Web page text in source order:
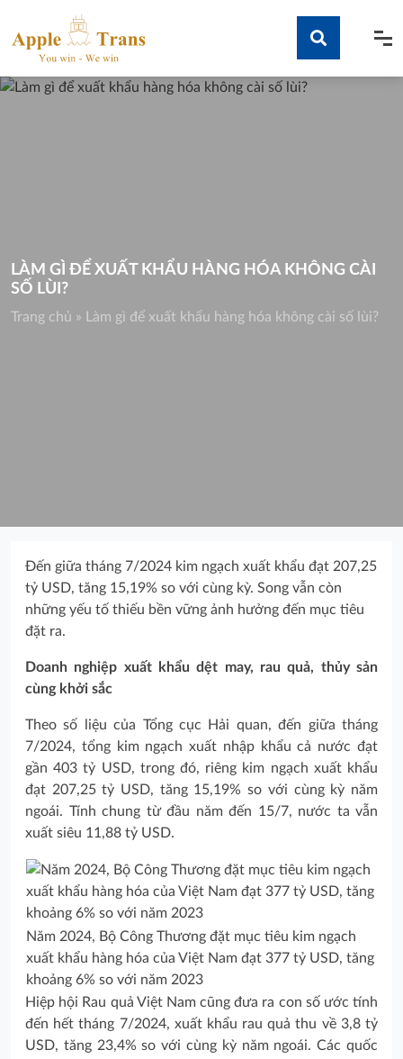
content
Tìm kiếm
LÀM GÌ ĐỂ XUẤT KHẨU HÀNG HÓA KHÔNG CÀI
SỐ LÙI?
Trang chủ » Làm gì để xuất khẩu hàng hóa không cài số lùi?
Đến giữa tháng 7/2024 kim ngạch xuất khẩu đạt 207,25
tỷ USD, tăng 15,19% so với cùng kỳ. Song vẫn còn
những yếu tố thiếu bền vững ảnh hưởng đến mục tiêu
đặt ra.
Doanh nghiệp xuất khẩu dệt may, rau quả, thủy sản
cùng khởi sắc
Theo số liệu của Tổng cục Hải quan, đến giữa tháng
7/2024, tổng kim ngạch xuất nhập khẩu cả nước đạt
gần 403 tỷ USD, trong đó, riêng kim ngạch xuất khẩu
đạt 207,25 tỷ USD, tăng 15,19% so với cùng kỳ năm
ngoái. Tính chung từ đầu năm đến 15/7, nước ta vẫn
xuất siêu 11,88 tỷ USD.
Năm 2024, Bộ Công Thương đặt mục tiêu kim ngạch
xuất khẩu hàng hóa của Việt Nam đạt 377 tỷ USD, tăng
khoảng 6% so với năm 2023
Hiệp hội Rau quả Việt Nam cũng đưa ra con số ước tính
đến hết tháng 7/2024, xuất khẩu rau quả thu về 3,8 tỷ
USD, tăng 23,4% so với cùng kỳ năm ngoái. Các quốc